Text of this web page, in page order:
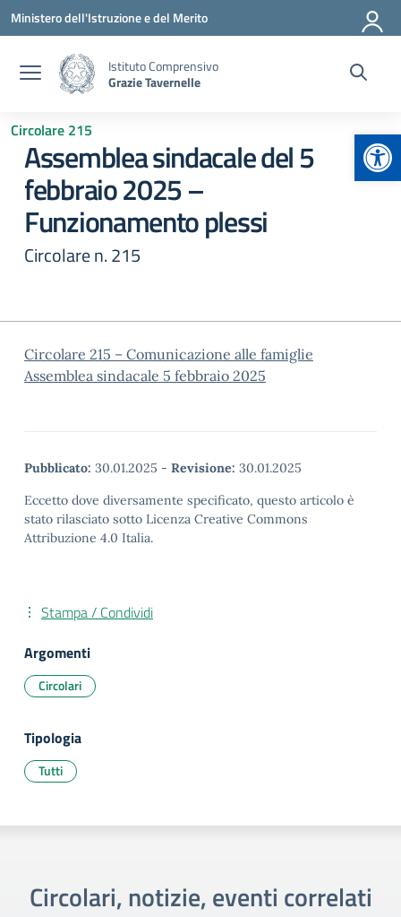
Vai ai contenuti
Vai al menu di navigazione
Vai al footer
Ministero dell'Istruzione e del Merito
Istituto Comprensivo
Grazie Tavernelle
Circolare 215
Assemblea sindacale del 5
febbraio 2025 –
Funzionamento plessi
Circolare n. 215
Circolare 215 – Comunicazione alle famiglie
Assemblea sindacale 5 febbraio 2025
Pubblicato: 30.01.2025 - Revisione: 30.01.2025
Eccetto dove diversamente specificato, questo articolo è
stato rilasciato sotto Licenza Creative Commons
Attribuzione 4.0 Italia.
Stampa / Condividi
Argomenti
Circolari
Tipologia
Tutti
Circolari, notizie, eventi correlati